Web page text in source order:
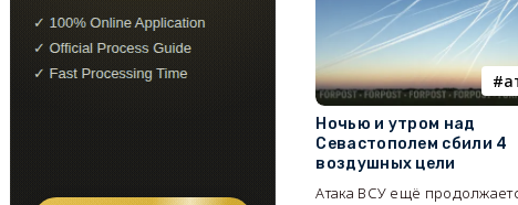
Ночью и утром над
Севастополем сбили 4
воздушных цели
Атака ВСУ ещё